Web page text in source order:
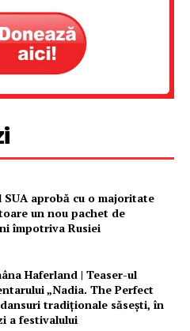
SUA aprobă cu o majoritate
un nou pachet de
împotriva Rusiei
Haferland | Teaser-ul
„Nadia. The Perfect
dansuri tradiţionale săseşti, în
a festivalului